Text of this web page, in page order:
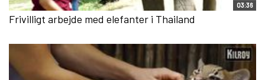
03:36
Frivilligt arbejde med elefanter i Thailand